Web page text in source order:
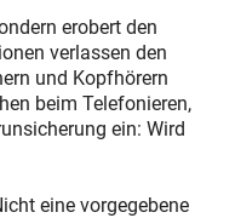
erobert den
verlassen den
und Kopfhörern
beim Telefonieren,
ein: Wird
eine vorgegebene